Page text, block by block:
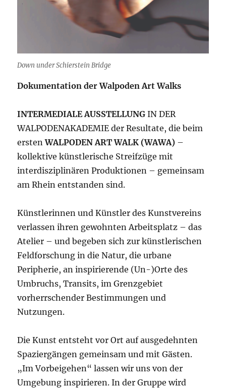
Down under Schierstein Bridge
Dokumentation der Walpoden Art Walks
INTERMEDIALE AUSSTELLUNG IN DER
WALPODENAKADEMIE der Resultate, die beim
erstenWALPODEN ART WALK (WAWA) –
kollektive künstlerische Streifzüge mit
interdisziplinären Produktionen – gemeinsam
am Rhein entstanden sind.
Künstlerinnen und Künstler des Kunstvereins
verlassen ihren gewohnten Arbeitsplatz – das
Atelier – und begeben sich zur künstlerischen
Feldforschung in die Natur, die urbane
Peripherie, an inspirierende (Un-)Orte des
Umbruchs, Transits, im Grenzgebiet
vorherrschender Bestimmungen und
Nutzungen.
Die Kunst entsteht vor Ort auf ausgedehnten
Spaziergängen gemeinsam und mit Gästen.
„Im Vorbeigehen“ lassen wir uns von der
Umgebung inspirieren. In der Gruppe wird